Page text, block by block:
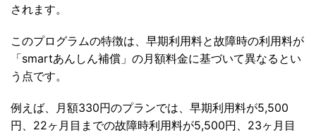
されます。
このプログラムの特徴は、早期利用料と故障時の利用料が
「smartあんしん補償」の月額料金に基づいて異なるとい
う点です。
例えば、月額330円のプランでは、早期利用料が5,500
円、22ヶ月目までの故障時利用料が5,500円、23ヶ月目